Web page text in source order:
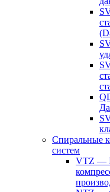
Спиральные
систем
VTZ —